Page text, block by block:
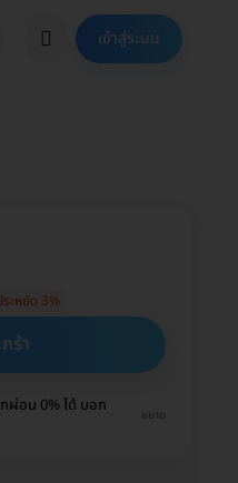
เข้าสู่ระบบ
ระหยัด 3%
ร้า
ผ่อน 0% ได้ บอก
ขยาย